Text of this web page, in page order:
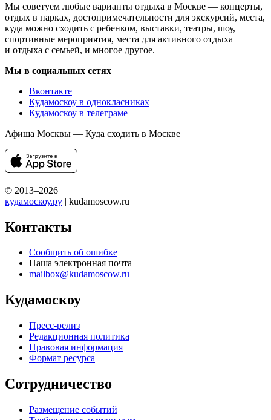
Мы советуем любые варианты отдыха в Москве — концерты,
отдых в парках, достопримечательности для экскурсий, места,
куда можно сходить с ребенком, выставки, театры, шоу,
спортивные мероприятия, места для активного отдыха
и отдыха с семьей, и многое другое.
Мы в социальных сетях
Вконтакте
Кудамоскоу в однокласниках
Кудамоскоу в телеграме
Афиша Москвы — Куда сходить в Москве
© 2013–2026
кудамоскоу.ру | kudamoscow.ru
Контакты
Сообщить об ошибке
Наша электронная почта
mailbox@kudamoscow.ru
Кудамоскоу
Пресс-релиз
Редакционная политика
Правовая информация
Формат ресурса
Сотрудничество
Размещение событий